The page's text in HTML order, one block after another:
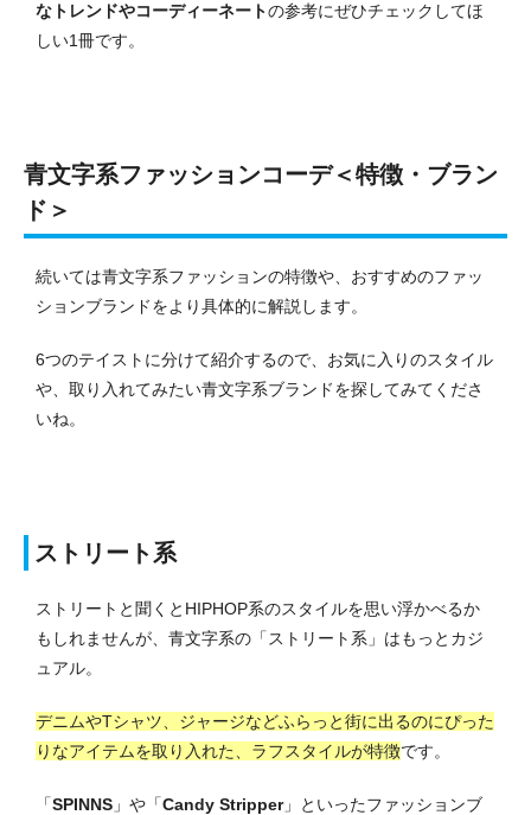
なトレンドやコーディーネートの参考にぜひチェックしてほ
しい1冊です。
青文字系ファッションコーデ＜特徴・ブラン
ド＞
続いては青文字系ファッションの特徴や、おすすめのファッ
ションブランドをより具体的に解説します。
6つのテイストに分けて紹介するので、お気に入りのスタイル
や、取り入れてみたい青文字系ブランドを探してみてくださ
いね。
ストリート系
ストリートと聞くとHIPHOP系のスタイルを思い浮かべるか
もしれませんが、青文字系の「ストリート系」はもっとカジ
ュアル。
デニムやTシャツ、ジャージなどふらっと街に出るのにぴった
りなアイテムを取り入れた、ラフスタイルが特徴です。
「SPINNS 」や「Candy Stripper」といったファッションブ